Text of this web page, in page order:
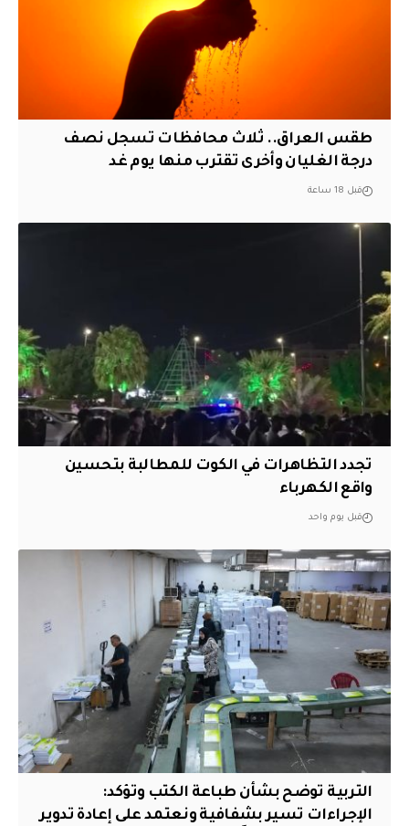
طقس العراق.. ثلاث محافظات تسجل نصف
درجة الغليان وأخرى تقترب منها يوم غد
قبل 18 ساعة
تجدد التظاهرات في الكوت للمطالبة بتحسين
واقع الكهرباء
قبل يوم واحد
التربية توضح بشأن طباعة الكتب وتؤكد:
الإجراءات تسير بشفافية ونعتمد على إعادة تدوير